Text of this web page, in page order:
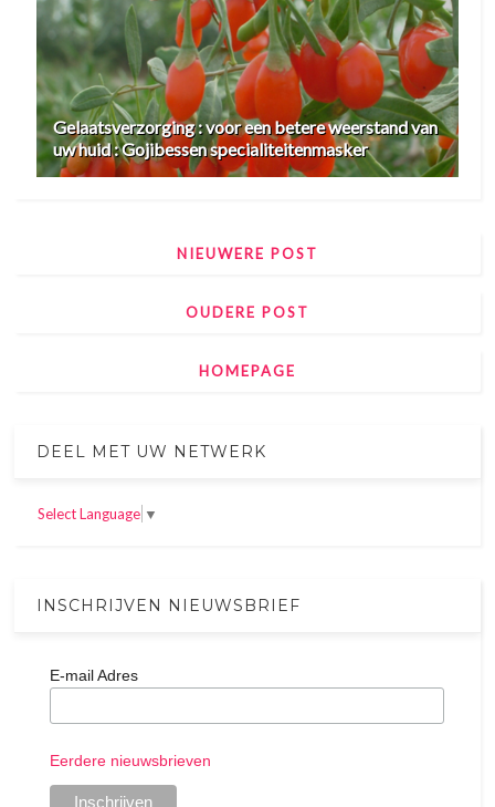
Gelaatsverzorging : voor een betere weerstand van
uw huid : Gojibessen specialiteitenmasker
NIEUWERE POST
OUDERE POST
HOMEPAGE
DEEL MET UW NETWERK
Select Language ▼
INSCHRIJVEN NIEUWSBRIEF
E-mail Adres
Eerdere nieuwsbrieven